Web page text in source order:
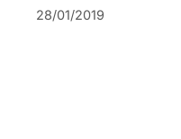
28/01/2019